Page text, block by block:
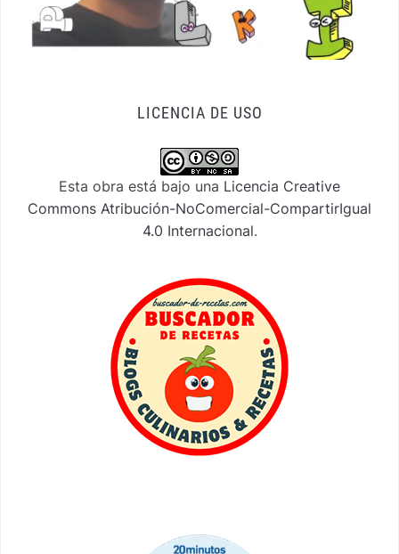
LICENCIA DE USO
Esta obra está bajo una Licencia Creative
Commons Atribución-NoComercial-CompartirIgual
4.0 Internacional.